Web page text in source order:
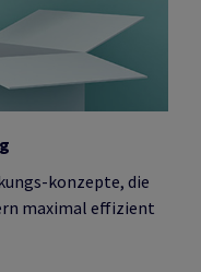
konzepte, die
maximal effizient